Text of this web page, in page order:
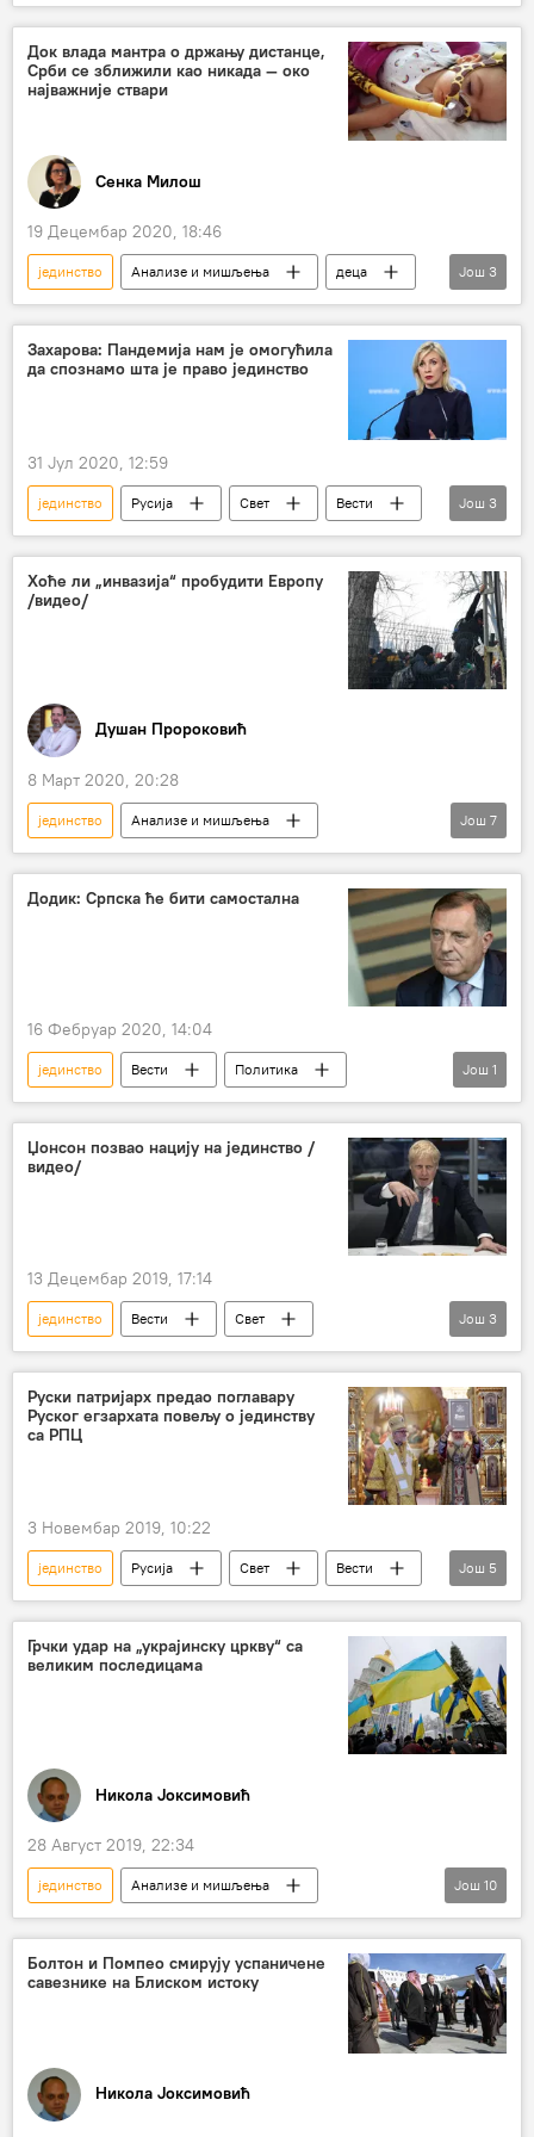
Горан Ракић
Регион
Косово и Метохија (КиМ)
Док влада мантра о држању дистанце,
Срби се зближили као никада — око
најважније ствари
Сенка Милош
19 Децембар 2020, 18:46
јединство Анализе и мишљења
деца
лечење
смс хуманост
Још 3
Захарова: Пандeмија нам је омогућила
да спознамо шта је право јединство
31 Јул 2020, 12:59
јединство Русија Свет
Вести
вирус корона
пандемија
Марија Захарова
Још 3
Хоће ли „инвазија“ пробудити Европу
/видео/
Душан Пророковић
8 Март 2020, 20:28
јединство
Анализе и мишљења
Коментари и Аналитика
инвазија
Видео
Још 7
Додик: Српска ће бити самостална
16 Фебруар 2020, 14:04
јединство Вести
Политика
Република Српска (РС)
Још 1
Џонсон позвао нацију на јединство /
видео/
13 Децембар 2019, 17:14
јединство Вести
Свет
Борис Џонсон
избори Европа
Још 3
Руски патријарх предао поглавару
Руског егзархата повељу о јединству
са РПЦ
3 Новембар 2019, 10:22
јединство Русија Свет
Вести
Руска православна црква
Патријарх Кирил
руски егзархат
повеља
архиепископија
Још 5
Грчки удар на „украјинску цркву“ са
великим последицама
Никола Јоксимовић
28 Август 2019, 22:34
јединство
Анализе и мишљења
Коментари и Аналитика
Цариград
Цариградска патријаршија
Патријарх
Вартоломеј
Украјинска православна црква
Грчка православна црква
Још 10
Болтон и Помпео смирују успаничене
савезнике на Блиском истоку
Никола Јоксимовић